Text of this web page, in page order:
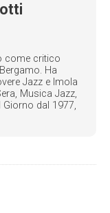
come critico
Ha
Jazz e Imola
Musica Jazz,
Giorno dal 1977,